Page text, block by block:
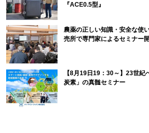
『ACE0.5型』
農薬の正しい知識・安全な使
売所で専門家によるセミナー
【8月19日19：30～】23世
炭素」の真髄セミナー